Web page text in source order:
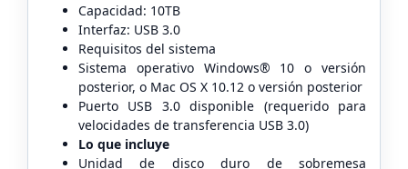
Capacidad: 10TB
Interfaz: USB 3.0
Requisitos del sistema
Sistema operativo Windows® 10 o versión
posterior, o Mac OS X 10.12 o versión posterior
Puerto USB 3.0 disponible (requerido para
velocidades de transferencia USB 3.0)
Lo que incluye
Unidad de disco duro de sobremesa